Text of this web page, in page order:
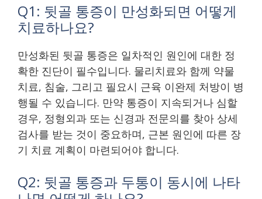
Q1: 뒷골 통증이 만성화되면 어떻게
치료하나요?
만성화된 뒷골 통증은 일차적인 원인에 대한 정
확한 진단이 필수입니다. 물리치료와 함께 약물
치료, 침술, 그리고 필요시 근육 이완제 처방이 병
행될 수 있습니다. 만약 통증이 지속되거나 심할
경우, 정형외과 또는 신경과 전문의를 찾아 상세
검사를 받는 것이 중요하며, 근본 원인에 따른 장
기 치료 계획이 마련되어야 합니다.
Q2: 뒷골 통증과 두통이 동시에 나타